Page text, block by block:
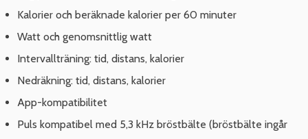
Kalorier och beräknade kalorier per 60 minuter
Watt och genomsnittlig watt
Intervallträning: tid, distans, kalorier
Nedräkning: tid, distans, kalorier
App-kompatibilitet
Puls kompatibel med 5,3 kHz bröstbälte (bröstbälte ingår